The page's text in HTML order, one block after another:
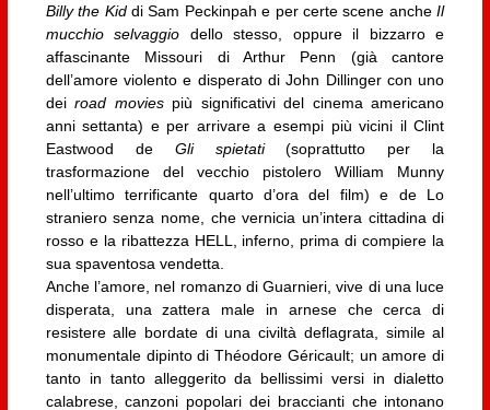
Billy the Kid di Sam Peckinpah e per certe scene ancheIl
mucchio selvaggio dello stesso, oppure il bizzarro e
affascinante Missouri di Arthur Penn (già cantore
dell’amore violento e disperato di John Dillinger con uno
deiroad movies più significativi del cinema americano
anni settanta) e per arrivare a esempi più vicini il Clint
Eastwood de Gli spietati(soprattutto per la
trasformazione del vecchio pistolero William Munny
nell’ultimo terrificante quarto d’ora del film) e de Lo
straniero senza nome, che vernicia un’intera cittadina di
rosso e la ribattezza HELL, inferno, prima di compiere la
sua spaventosa vendetta.
Anche l’amore, nel romanzo di Guarnieri, vive di una luce
disperata, una zattera male in arnese che cerca di
resistere alle bordate di una civiltà deflagrata, simile al
monumentale dipinto di Théodore Géricault; un amore di
tanto in tanto alleggerito da bellissimi versi in dialetto
calabrese, canzoni popolari dei braccianti che intonano